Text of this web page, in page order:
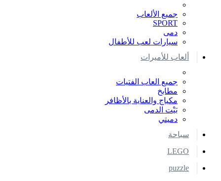
جميع الألعاب
SPORT
دمى
سيارات لعب للأطفال
ألعاب للأميرات
جميع العاب الفتيات
مطابخ
مكياج والعناية بالأظافر
بَيْت الدمى
دميتي
سباحة
LEGO
puzzle